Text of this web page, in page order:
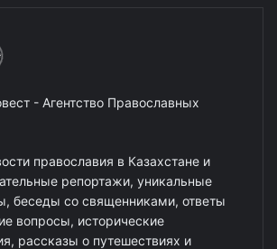
- Агентство Православных
православия в Казахстане и
репортажи, уникальные
беседы со священниками, ответы
вопросы, исторические
рассказы о путешествиях и